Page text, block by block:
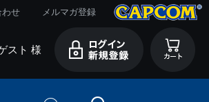
わせ メルマガ登録
スト 様